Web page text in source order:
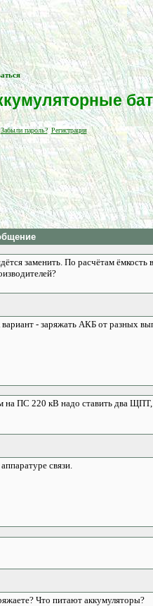
]
Забыли пароль? Регистрация
заменить. По расчётам ёмкость
- заряжать АКБ от разных
ПС 220 кВ надо ставить два ЩПТ,
связи.
Что питают аккумуляторы?